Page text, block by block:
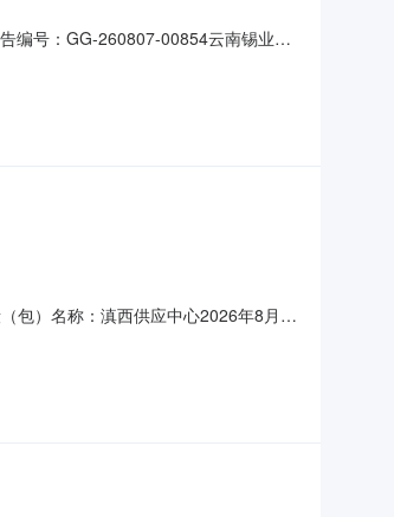
编号：GG-260807-00854云南锡业集
包）名称：滇西供应中心2026年8月仪